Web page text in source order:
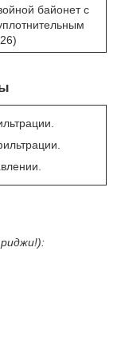
байонет с